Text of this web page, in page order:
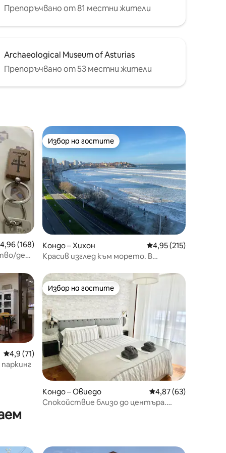
Препоръчвано от 81 местни жители
Archaeological Museum of Asturias
Препоръчвано от 53 местни жители
оценка: 4,96 от 5, 168 отзива
4,96 (168)
деца
Избор на гостите
Избор на гостите
Кондо – Хихон Средна оценка: 4,95
4,95 (215)
Красив изглед към морето. В
Средна оценка: 4,9 от 5, 71 отзива
4,9 (71)
Избор на гостите
Избор на гостите
Кондо – Овиедо Средна оценка:
4,87 (63)
Спокойствие близо до центъра.